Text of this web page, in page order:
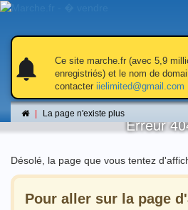
notifications
notifications
Ce site marche.fr (avec 5,9
enregistriés) et le nom de
contacter iielimited@gmail.com
La page n'existe plus
La page
Erreur
Désolé, la page que vous tentez
Pour aller sur la page